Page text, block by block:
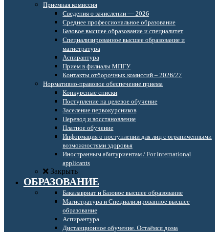
Приемная комиссия
Сведения о зачислении — 2026
Среднее профессиональное образование
Базовое высшее образование и специалитет
Специализированное высшее образование и
магистратура
Аспирантура
Прием в филиалы МПГУ
Контакты отборочных комиссий – 2026/27
Нормативно-правовое обеспечение приема
Конкурсные списки
Поступление на целевое обучение
Заселение первокурсников
Перевод и восстановление
Платное обучение
Информация о поступлении для лиц с ограниченными
возможностями здоровья
Иностранным абитуриентам / For international
applicants
Закрыть
ОБРАЗОВАНИЕ
Бакалавриат и Базовое высшее образование
Магистратура и Специализированное высшее
образование
Аспирантура
Дистанционное обучение. Остаёмся дома